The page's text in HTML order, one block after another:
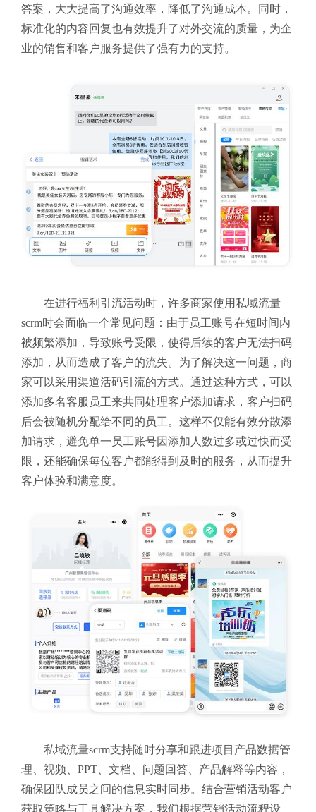
答案，大大提高了沟通效率，降低了沟通成本。同时，
标准化的内容回复也有效提升了对外交流的质量，为企
业的销售和客户服务提供了强有力的支持。
在进行福利引流活动时，许多商家使用私域流量
scrm时会面临一个常见问题：由于员工账号在短时间内
被频繁添加，导致账号受限，使得后续的客户无法扫码
添加，从而造成了客户的流失。为了解决这一问题，商
家可以采用渠道活码引流的方式。通过这种方式，可以
添加多名客服员工来共同处理客户添加请求，客户扫码
后会被随机分配给不同的员工。这样不仅能有效分散添
加请求，避免单一员工账号因添加人数过多或过快而受
限，还能确保每位客户都能得到及时的服务，从而提升
客户体验和满意度。
私域流量scrm支持随时分享和跟进项目产品数据管
理、视频、PPT、文档、问题回答、产品解释等内容，
确保团队成员之间的信息实时同步。结合营销活动客户
获取策略与工具解决方案，我们根据营销活动流程设